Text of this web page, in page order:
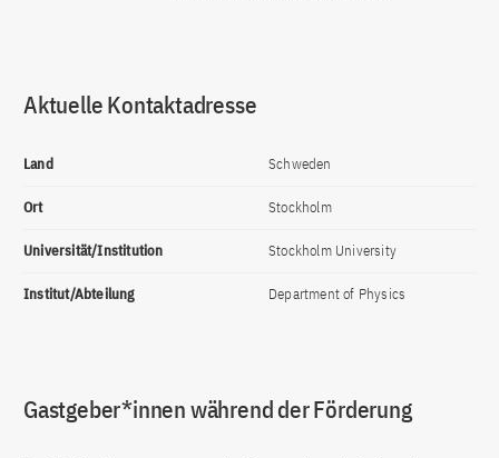
Aktuelle Kontaktadresse
Land Schweden
Ort Stockholm
Universität/Institution Stockholm University
Institut/Abteilung Department of Physics
Gastgeber*innen während der Förderung